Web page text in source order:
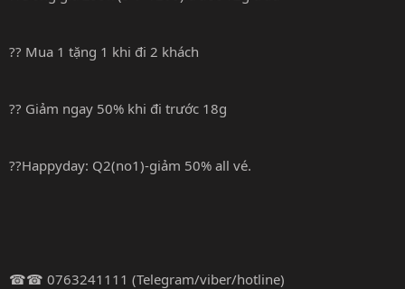
?? Mua 1 tặng 1 khi đi 2 khách
?? Giảm ngay 50% khi đi trước 18g
??Happyday: Q2(no1)-giảm 50% all vé.
☎☎ 0763241111 (Telegram/viber/hotline)